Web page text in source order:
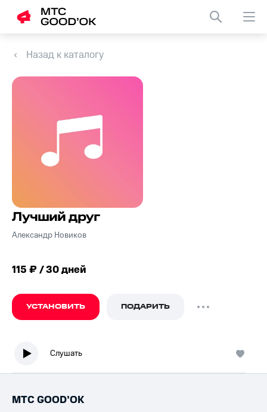
Назад к каталогу
Лучший друг
Александр Новиков
115 ₽ / 30 дней
УСТАНОВИТЬ ПОДАРИТЬ
Слушать
МТС GOOD’OK